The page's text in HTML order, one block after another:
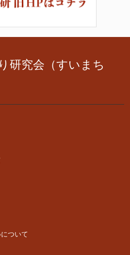
研究会（すいまち
ついて